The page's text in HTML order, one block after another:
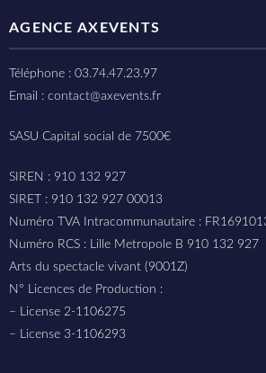
AGENCE AXEVENTS
Téléphone : 03.74.47.23.97
Email : contact@axevents.fr
SASU Capital social de 7500€
SIREN : 910 132 927
SIRET : 910 132 927 00013
Numéro TVA Intracommunautaire :
Numéro RCS : Lille Metropole B 910 132 927
Arts du spectacle vivant (9001Z)
N° Licences de Production :
– License 2-1106275
– License 3-1106293